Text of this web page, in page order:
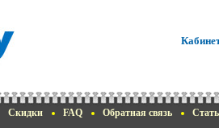
Скидки FAQ Обратная связь